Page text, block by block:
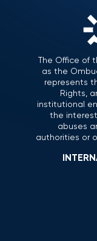
The Office of
as the
represents
Rights,
institutional
the
abuses
authorities or